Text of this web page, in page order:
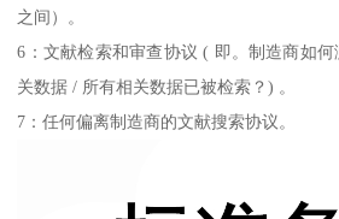
之间）。
6：文献检索和审查协议 ( 即。制造商如
关数据 / 所有相关数据已被检索？) 。
7：任何偏离制造商的文献搜索协议。